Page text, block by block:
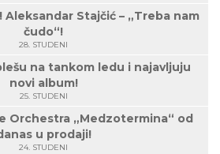
Aleksandar Stajčić – „Treba nam
čudo“!
28. STUDENI
na tankom ledu i najavljuju
novi album!
25. STUDENI
Orchestra „Medzotermina“ od
u prodaji!
24. STUDENI